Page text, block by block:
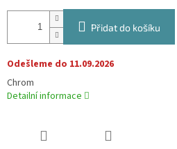
Přidat do košíku
Odešleme do 11.09.2026
Chrom
Detailní informace